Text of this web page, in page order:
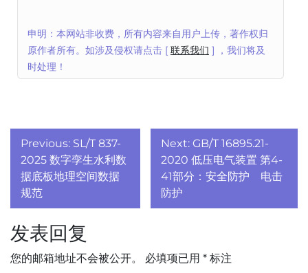
申明：本网站非收费，所有内容来自用户上传，著作权归
原作者所有。如涉及侵权请点击 [ 联系我们 ] ，我们将及
时处理！
文
章
导
航
Previous: SL/T 837-
2025 数字孪生水利数
据底板地理空间数据
规范
Next: GB/T 16895.21-
2020 低压电气装置 第4-
41部分：安全防护 电击
防护
发表回复
您的邮箱地址不会被公开。 必填项已用 * 标注